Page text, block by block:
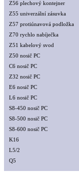
Z56 plechový kontejner
Z55 univerzální zásuvka
Z57 protiúnavová podložka
Z70 rychlo nabíječka
Z51 kabelový svod
Z50 nosič PC
C6 nosič PC
Z32 nosič PC
E6 nosič PC
L6 nosič PC
S8-450 nosič PC
S8-500 nosič PC
S8-600 nosič PC
K16
L5/2
Q5